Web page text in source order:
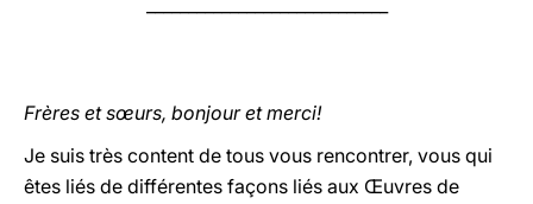
Frères et sœurs, bonjour et merci!
Je suis très content de tous vous rencontrer, vous qui
êtes liés de différentes façons liés aux Œuvres de